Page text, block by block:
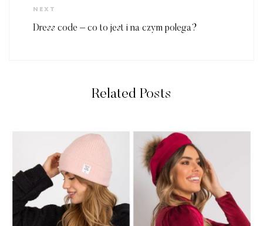
Next
Post
NEXT
Dress code – co to jest i na czym polega?
Related Posts